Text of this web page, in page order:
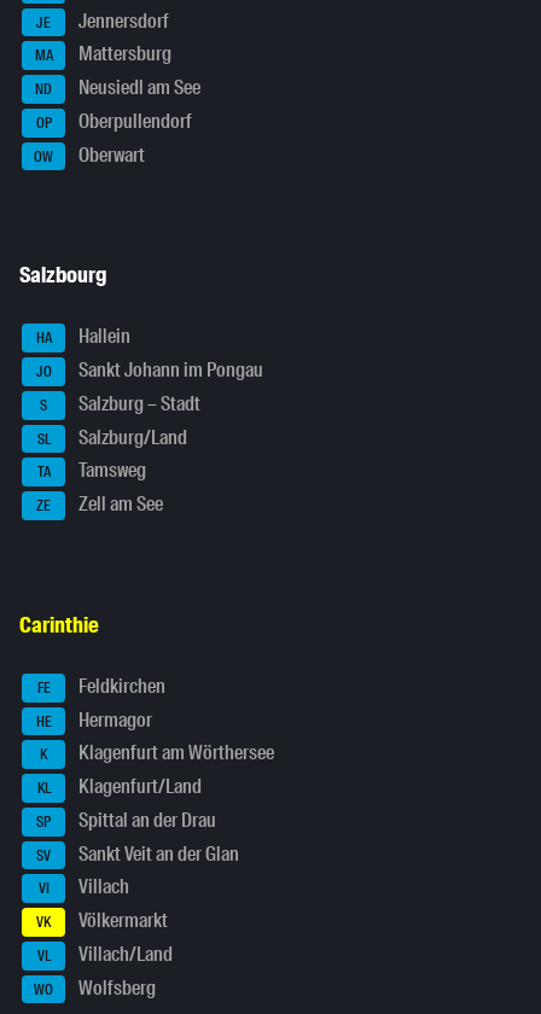
JE Jennersdorf
MA Mattersburg
ND Neusiedl am See
OP Oberpullendorf
OW Oberwart
Salzbourg
HA Hallein
JO Sankt Johann im Pongau
S Salzburg – Stadt
SL Salzburg/Land
TA Tamsweg
ZE Zell am See
Carinthie
FE Feldkirchen
HE Hermagor
K Klagenfurt am Wörthersee
KL Klagenfurt/Land
SP Spittal an der Drau
SV Sankt Veit an der Glan
VI Villach
VK Völkermarkt
VL Villach/Land
WO Wolfsberg